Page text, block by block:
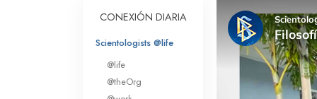
Dentro de una Iglesia
Los Principios
Una Introducción a
CONEXIÓN DIARIA
Scientologists @life
@life
@theOrg